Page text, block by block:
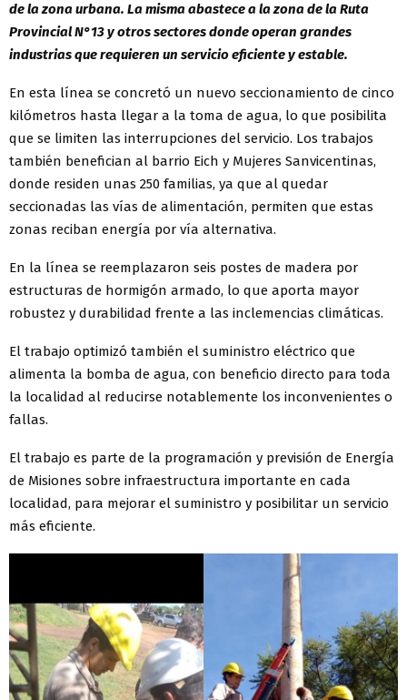
de la zona urbana. La misma abastece a la zona de la Ruta
Provincial N°13 y otros sectores donde operan grandes
industrias que requieren un servicio eficiente y estable.
En esta línea se concretó un nuevo seccionamiento de cinco
kilómetros hasta llegar a la toma de agua, lo que posibilita
que se limiten las interrupciones del servicio. Los trabajos
también benefician al barrio Eich y Mujeres Sanvicentinas,
donde residen unas 250 familias, ya que al quedar
seccionadas las vías de alimentación, permiten que estas
zonas reciban energía por vía alternativa.
En la línea se reemplazaron seis postes de madera por
estructuras de hormigón armado, lo que aporta mayor
robustez y durabilidad frente a las inclemencias climáticas.
El trabajo optimizó también el suministro eléctrico que
alimenta la bomba de agua, con beneficio directo para toda
la localidad al reducirse notablemente los inconvenientes o
fallas.
El trabajo es parte de la programación y previsión de Energía
de Misiones sobre infraestructura importante en cada
localidad, para mejorar el suministro y posibilitar un servicio
más eficiente.